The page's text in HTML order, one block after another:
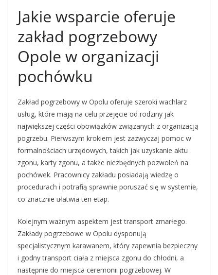
Jakie wsparcie oferuje
zakład pogrzebowy
Opole w organizacji
pochówku
Zakład pogrzebowy w Opolu oferuje szeroki wachlarz
usług, które mają na celu przejęcie od rodziny jak
największej części obowiązków związanych z organizacją
pogrzebu. Pierwszym krokiem jest zazwyczaj pomoc w
formalnościach urzędowych, takich jak uzyskanie aktu
zgonu, karty zgonu, a także niezbędnych pozwoleń na
pochówek. Pracownicy zakładu posiadają wiedzę o
procedurach i potrafią sprawnie poruszać się w systemie,
co znacznie ułatwia ten etap.
Kolejnym ważnym aspektem jest transport zmarłego.
Zakłady pogrzebowe w Opolu dysponują
specjalistycznym karawanem, który zapewnia bezpieczny
i godny transport ciała z miejsca zgonu do chłodni, a
następnie do miejsca ceremonii pogrzebowej. W